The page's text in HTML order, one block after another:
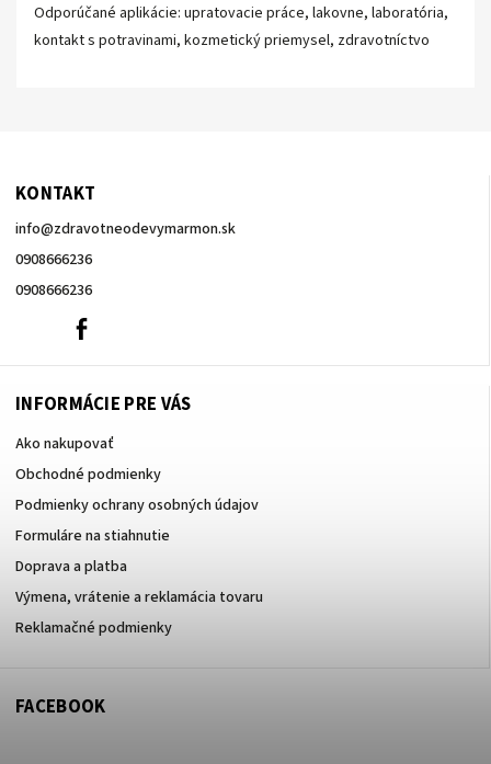
Odporúčané aplikácie: upratovacie práce, lakovne, laboratória,
kontakt s potravinami, kozmetický priemysel, zdravotníctvo
KONTAKT
info@zdravotneodevymarmon.sk
0908666236
0908666236
0908666236
INFORMÁCIE PRE VÁS
Ako nakupovať
Obchodné podmienky
Podmienky ochrany osobných údajov
Formuláre na stiahnutie
Doprava a platba
Výmena, vrátenie a reklamácia tovaru
Reklamačné podmienky
FACEBOOK